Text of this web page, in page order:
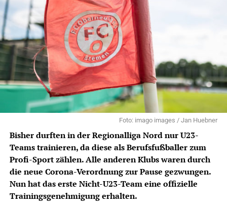
Foto: imago images / Jan Huebner
Bisher durften in der Regionalliga Nord nur U23-
Teams trainieren, da diese als Berufsfußballer zum
Profi-Sport zählen. Alle anderen Klubs waren durch
die neue Corona-Verordnung zur Pause gezwungen.
Nun hat das erste Nicht-U23-Team eine offizielle
Trainingsgenehmigung erhalten.